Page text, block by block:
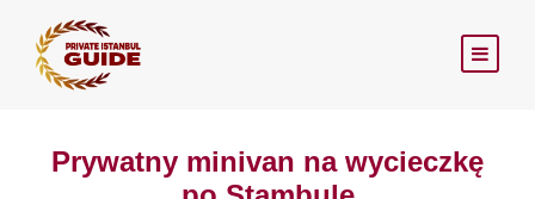
Prywatny minivan na wycieczkę